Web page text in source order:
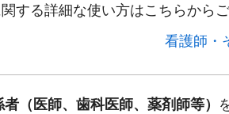
する詳細な使い方はこちらからご
看護師・
（医師、歯科医師、薬剤師等）